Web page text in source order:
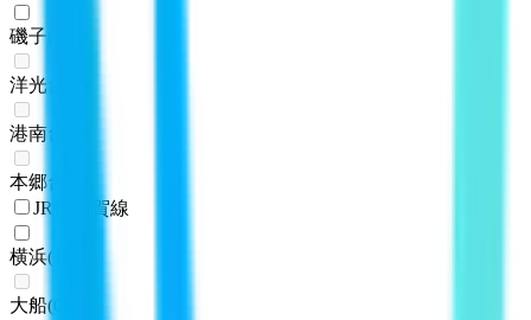
磯子
洋光台
港南台
本郷台
JR横須賀線
横浜(
大船(